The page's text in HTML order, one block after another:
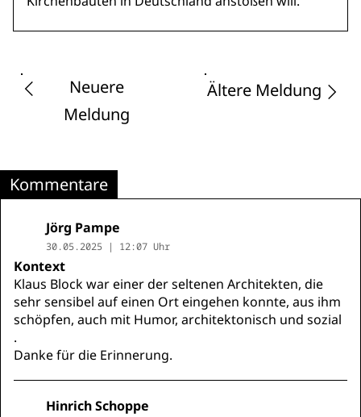
Neuere
Meldung
Ältere Meldung
Kommentare
Jörg Pampe
30.05.2025 | 12:07 Uhr
Kontext
Klaus Block war einer der seltenen Architekten, die
sehr sensibel auf einen Ort eingehen konnte, aus ihm
schöpfen, auch mit Humor, architektonisch und sozial
.
Danke für die Erinnerung.
Hinrich Schoppe